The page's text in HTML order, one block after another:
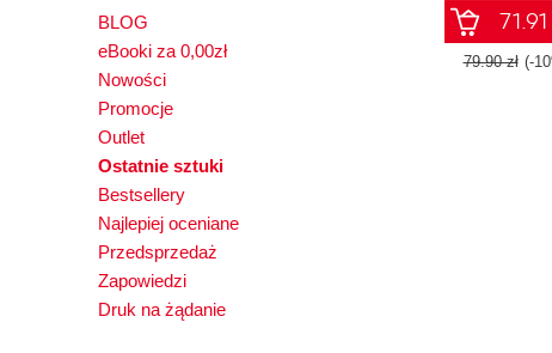
BLOG
eBooki za 0,00zł
Nowości
Promocje
Outlet
Ostatnie sztuki
Bestsellery
Najlepiej oceniane
Przedsprzedaż
Zapowiedzi
Druk na żądanie
71.91
79.90 zł (-